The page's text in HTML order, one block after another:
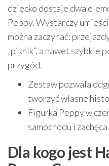
dziecko dostaje dwa
Peppy. Wystarczy
można zaczynać:
„piknik”, a nawet szybkie
przygód.
Zestaw pozwala
tworzyć własne
Figurka Peppy w
samochodu i
Dla kogo jest